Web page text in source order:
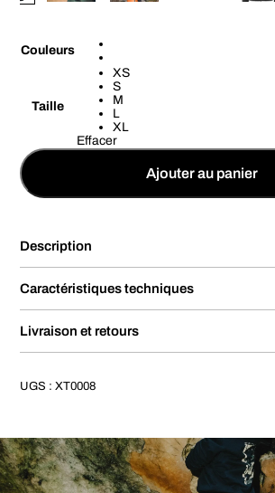
Couleurs
Taille
XS
S
M
L
XL
Effacer
Ajouter au panier
Description
Caractéristiques techniques
Livraison et retours
UGS :XT0008